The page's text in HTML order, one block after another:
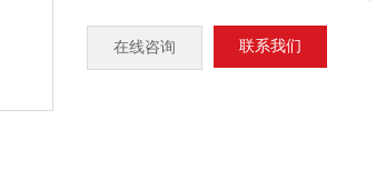
在线咨询 联系我们